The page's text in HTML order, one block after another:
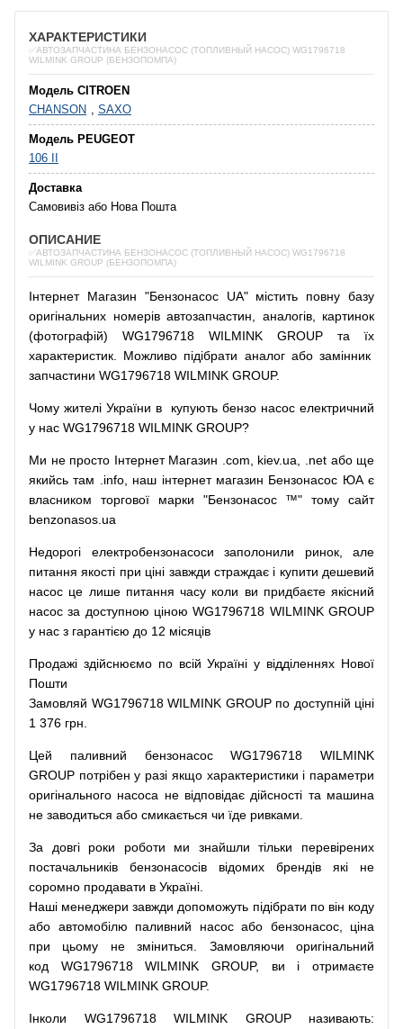
ХАРАКТЕРИСТИКИ
✅АВТОЗАПЧАСТИНА БЕНЗОНАСОС (ТОПЛИВНЫЙ НАСОС) WG1796718
WILMINK GROUP (БЕНЗОПОМПА)
Модель CITROEN
CHANSON , SAXO
Модель PEUGEOT
106 II
Доставка
Самовивіз або Нова Пошта
ОПИСАНИЕ
✅АВТОЗАПЧАСТИНА БЕНЗОНАСОС (ТОПЛИВНЫЙ НАСОС) WG1796718
WILMINK GROUP (БЕНЗОПОМПА)
Інтернет Магазин "Бензонасос UA" містить повну базу
оригінальних номерів автозапчастин аналогів,
картинок
(фотографій) WG1796718 WILMINK GROUP та їх
характеристик. Можливо підібрати аналог або замінник
запчастини WG1796718 WILMINK GROUP.
Чому жителі України в купують бензо насос електричний
у нас WG1796718 WILMINK GROUP?
Ми не просто Інтернет Магазин .com kiev.ua .net або ще
якийсь там .info, наш інтернет магазин Бензонасос ЮА є
власником
торгової марки "Бензонасос ™" тому
сайт
benzonasos.ua
Недорогі електробензонасоси заполонили ринок,
але
питання якості при ціні завжди страждає і купити дешевий
насос це лише питання часу коли ви придбаєте якісний
насос за доступною ціною WG1796718 WILMINK GROUP
у нас з гарантією до 12 місяців
Продажі здійснюємо по всій Україні у відділеннях Нової
Пошти
Замовляй WG1796718 WILMINK GROUP по доступній ціні
1 376 грн.
Цей паливний бензонасосWG1796718 WILMINK
GROUP потрібен у разі якщо характеристики і параметри
оригінального насоса не відповідає дійсності та машина
не заводиться або смикається чи їде ривками
За довгі роки роботи ми знайшли тільки
перевірених
постачальників
бензонасосів відомих брендів які
не
соромно продавати в Україні.
Наші менеджери завжди допоможуть підібрати по він коду
або автомобілю паливний насос або бензонасос,
ціна
при
цьому не зміниться Замовляючи
оригінальний
код WG1796718 WILMINK GROUP, ви і отримаєте
WG1796718 WILMINK GROUP.
Інколи WG1796718 WILMINK GROUP називають: